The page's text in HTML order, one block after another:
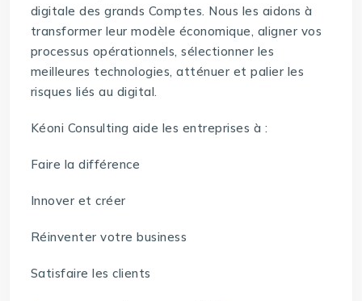
digitale des grands Comptes. Nous les aidons à
transformer leur modèle économique, aligner vos
processus opérationnels, sélectionner les
meilleures technologies, atténuer et palier les
risques liés au digital.
Kéoni Consulting aide les entreprises à :
Faire la différence
Innover et créer
Réinventer votre business
Satisfaire les clients